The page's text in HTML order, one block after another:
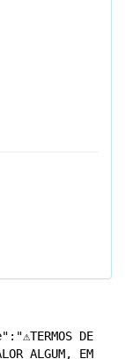
DE
ALGUM, EM